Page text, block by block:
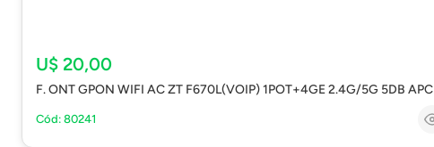
U$ 20,00
F. ONT GPON WIFI AC ZT F670L(VOIP) 1POT+4GE 2.4G/5G 5DB APC
Cód: 80241